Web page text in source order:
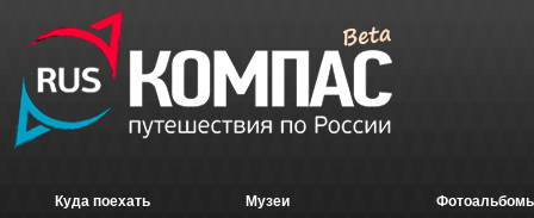
Куда поехать
Музеи